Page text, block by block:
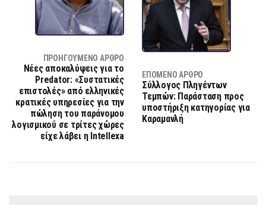
ΠΡΟΗΓΟΎΜΕΝΟ ΆΡΘΡΟ
Νέες αποκαλύψεις για το
Predator: «Συστατικές
επιστολές» από ελληνικές
κρατικές υπηρεσίες για την
πώληση του παράνομου
λογισμικού σε τρίτες χώρες
είχε λάβει η Intellexa
ΕΠΌΜΕΝΟ ΆΡΘΡΟ
Σύλλογος Πληγέντων
Τεμπών: Παράσταση προς
υποστήριξη κατηγορίας για
Καραμανλή